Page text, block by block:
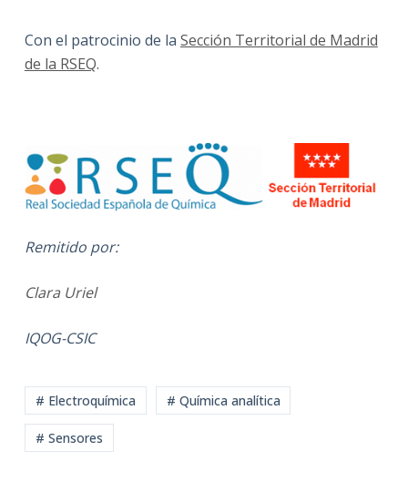
Con el patrocinio de la Sección Territorial de Madrid
de la RSEQ.
Remitido por:
Clara Uriel
IQOG-CSIC
# Electroquímica # Química analítica
# Sensores